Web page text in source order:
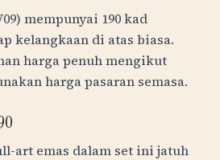
mempunyai 190 kad
kelangkaan di atas biasa.
harga penuh mengikut
harga pasaran semasa.
art emas dalam set ini jatuh